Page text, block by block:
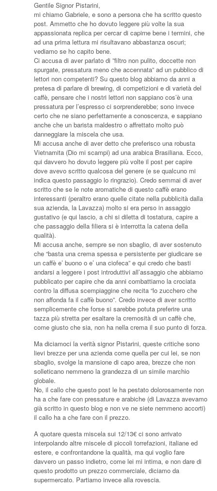
Gentile Signor Pistarini,
mi chiamo Gabriele, e sono a persona che ha scritto questo
post. Ammetto che ho dovuto leggere più volte la sua
appassionata replica per cercar di capirne bene i termini, che
ad una prima lettura mi risultavano abbastanza oscuri;
vediamo se ho capito bene.
Ci accusa di aver parlato di ”filtro non pulito, doccette non
spurgate, pressatura meno che accennata” ad un pubblico di
lettori non competenti? Su questo blog abbiamo da anni a
pretesa di parlare di brewing, di competizioni e di varietà del
caffè, pensare che i nostri lettori non sappiano cos’è una
pressatura per l’espresso ci sorprenderebbe; sono invece
certo che ne siano perfettamente a conoscenza, e sappiano
anche che un barista maldestro o affrettato molto può
danneggiare la miscela che usa.
Mi accusa anche di aver detto che preferisco una robusta
Vietnamita (Dio mi scampi) ad una arabica Brasiliana. Ecco,
qui davvero ho dovuto leggere più volte il post per capire
dove avevo scritto qualcosa del genere (e se qualcuno mi
indica questo passaggio lo ringrazio). Credo semmai di aver
scritto che se le note aromatiche di questo caffè erano
interessanti (peraltro erano quelle citate nella pubblicità dalla
sua azienda, la Lavazza) molto si era perso in assaggio
gustativo (e qui lascio, a chi si diletta di tostatura, capire a
che passaggio della filiera si è interrotta la catena della
qualità).
Mi accusa anche, sempre se non sbaglio, di aver sostenuto
che “basta una crema spessa e persistente per giudicare se
un caffè e’ buono o e’ una ciofeca” e qui credo che basti
andarsi a leggere i post introduttivi all’assaggio che abbiamo
pubblicato per capire che da anni combattiamo la crociata
contro la diffusa scempiaggine che recita “lo zucchero che
non affonda fa il caffè buono”. Credo invece di aver scritto
semplicemente che forse si sarebbe potuta preferire una
tazza più stretta per esaltare la cremosità di un caffè che,
come giusto che sia, non ha nella crema il suo punto di forza.
Ma diciamoci la verità signor Pistarini, queste critiche sono
lievi brezze per una azienda come quella per cui lei, se non
sbaglio, svolge la mansione di capo area, brezze che non
solleticano nemmeno la grandezza di un simile marchio
globale.
No, il callo che questo post le ha pestato dolorosamente non
ha a che fare con pressature e arabiche (di Lavazza avevamo
già scritto in questo blog e non ve ne siete nemmeno accorti)
il callo ha a che fare con il prezzo.
A quotare questa miscela sui 12/13€ ci sono arrivato
interpolando altre miscele di piccoli torrefazioni, italiane ed
estere, e confrontandone la qualità, ma qui voglio fare
davvero un passo indietro, come lei mi intima, e non dare di
questo prodotto un prezzo commerciale, diciamo da
supermercato. Partiamo invece alla rovescia.